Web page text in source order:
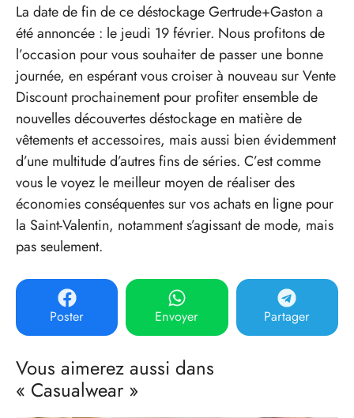
La date de fin de ce déstockage Gertrude+Gaston a
été annoncée : le jeudi 19 février. Nous profitons de
l’occasion pour vous souhaiter de passer une bonne
journée, en espérant vous croiser à nouveau sur Vente
Discount prochainement pour profiter ensemble de
nouvelles découvertes déstockage en matière de
vêtements et accessoires, mais aussi bien évidemment
d’une multitude d’autres fins de séries. C’est comme
vous le voyez le meilleur moyen de réaliser des
économies conséquentes sur vos achats en ligne pour
la Saint-Valentin, notamment s’agissant de mode, mais
pas seulement.
Poster Envoyer Partager
Vous aimerez aussi dans
« Casualwear »